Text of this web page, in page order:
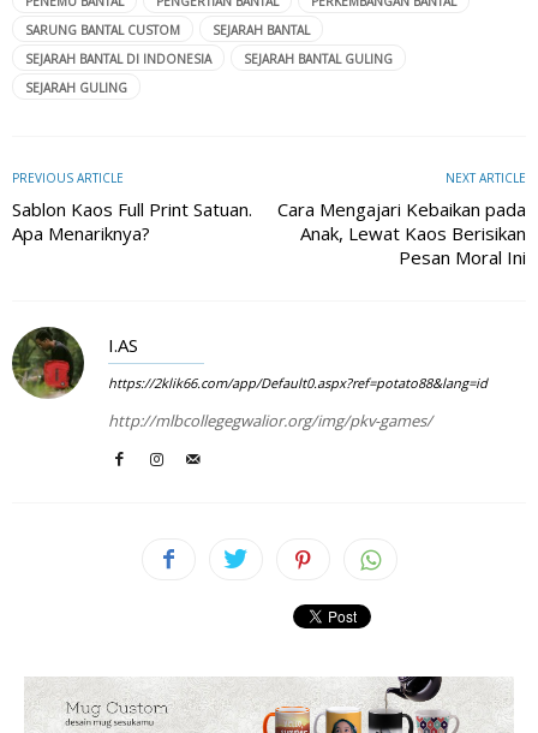
SARUNG BANTAL CUSTOM
SEJARAH BANTAL
SEJARAH BANTAL DI INDONESIA
SEJARAH BANTAL GULING
SEJARAH GULING
PREVIOUS ARTICLE
Sablon Kaos Full Print Satuan.
Apa Menariknya?
NEXT ARTICLE
Cara Mengajari Kebaikan pada
Anak, Lewat Kaos Berisikan
Pesan Moral Ini
I.AS
https://2klik66.com/app/Default0.aspx?ref=potato88&lang=id
http://mlbcollegegwalior.org/img/pkv-games/